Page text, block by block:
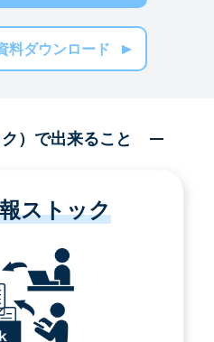
料ダウンロード
）で出来ること
ストック